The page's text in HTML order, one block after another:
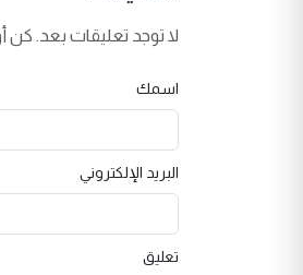
لا توجد تعليقات بعد.
اسمك
البريد الإلكتروني
تعليق